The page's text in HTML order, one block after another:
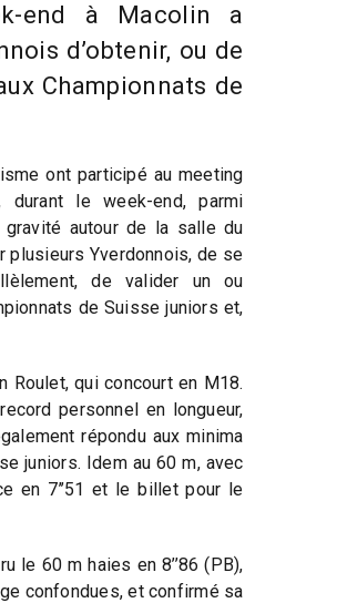
end à Macolin a
d’obtenir, ou de
Championnats de
ont participé au meeting
le week-end, parmi
autour de la salle du
plusieurs Yverdonnois, de se
de valider un ou
de Suisse juniors et,
Roulet, qui concourt en M18.
personnel en longueur,
répondu aux minima
juniors. Idem au 60 m, avec
en 7’’51 et le billet pour le
le 60 m haies en 8’’86 (PB),
confondues, et confirmé sa